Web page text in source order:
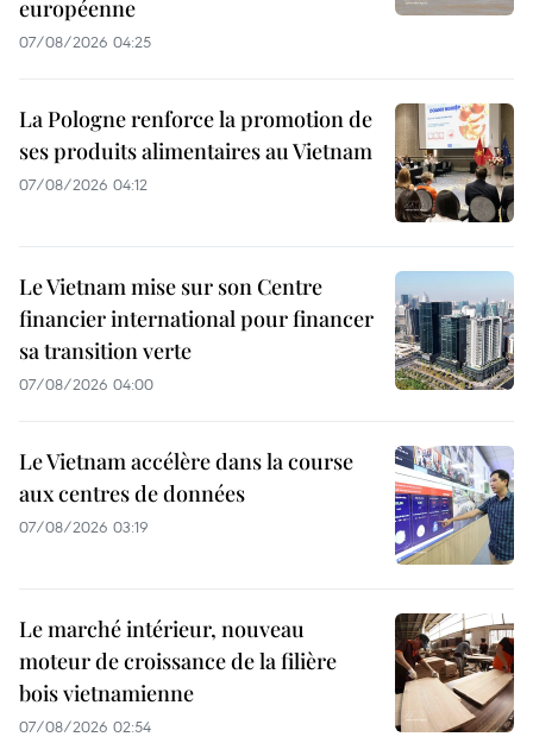
européenne
07/08/2026 04:25
La Pologne renforce la promotion de
ses produits alimentaires au Vietnam
07/08/2026 04:12
Le Vietnam mise sur son Centre
financier international pour financer
sa transition verte
07/08/2026 04:00
Le Vietnam accélère dans la course
aux centres de données
07/08/2026 03:19
Le marché intérieur, nouveau
moteur de croissance de la filière
bois vietnamienne
07/08/2026 02:54